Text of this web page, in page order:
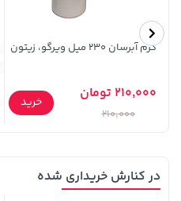
کرم آبرسان ۲۳۰ میل ویرگو، زیتون
210,000 تومان
210,000
خرید
در کنارش خریداری شده